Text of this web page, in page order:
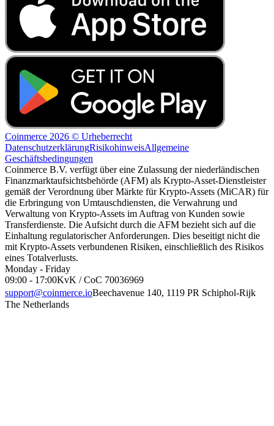
Coinmerce 2026 © Urheberrecht
DatenschutzerklärungRisikohinweisAllgemeine
Geschäftsbedingungen
Coinmerce B.V. verfügt über eine Zulassung der niederländischen
Finanzmarktaufsichtsbehörde (AFM) als Krypto-Asset-Dienstleister
gemäß der Verordnung über Märkte für Krypto-Assets (MiCAR) für
die Erbringung von Umtauschdiensten, die Verwahrung und
Verwaltung von Krypto-Assets im Auftrag von Kunden sowie
Transferdienste. Die Aufsicht durch die AFM bezieht sich auf die
Einhaltung regulatorischer Anforderungen. Dies beseitigt nicht die
mit Krypto-Assets verbundenen Risiken, einschließlich des Risikos
eines Totalverlusts.
Monday - Friday
09:00 - 17:00KvK / CoC 70036969
support@coinmerce.ioBeechavenue 140, 1119 PR Schiphol-Rijk
The Netherlands